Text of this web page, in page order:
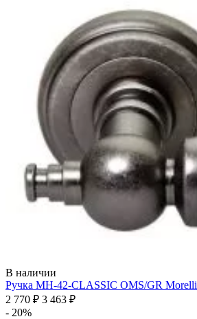
В наличии
Ручка MH-42-CLASSIC OMS/GR Morelli
2 770 ₽ 3 463 ₽
- 20%